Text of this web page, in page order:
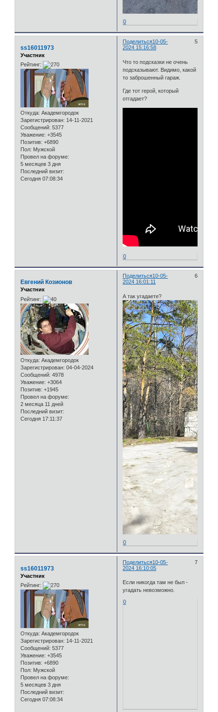
0
Поделиться 5
10-05-
2024 15:16:58
ss16011973
Участник
Рейтинг:
Откуда: Академгородок
Зарегистрирован: 14-11-2021
Сообщений: 5377
Уважение: +3545
Позитив: +6890
Пол: Мужской
Провел на форуме:
5 месяцев 3 дня
Последний визит:
Сегодня 07:08:34
Что то подсказки не очень
подсказывают. Видимо, какой
то заброшенный гараж.
Где тот герой, который
отгадает?
0
Поделиться 6
10-05-
2024 16:01:11
Евгений Козионов
Участник
Рейтинг:
Откуда: Академгородок
Зарегистрирован: 04-04-2024
Сообщений: 4978
Уважение: +3064
Позитив: +1945
Провел на форуме:
2 месяца 11 дней
Последний визит:
Сегодня 17:11:37
А так угадаете?
0
Поделиться 7
10-05-
2024 16:10:05
ss16011973
Участник
Рейтинг:
Откуда: Академгородок
Зарегистрирован: 14-11-2021
Сообщений: 5377
Уважение: +3545
Позитив: +6890
Пол: Мужской
Провел на форуме:
5 месяцев 3 дня
Последний визит:
Сегодня 07:08:34
Если никогда там не был -
угадать невозможно.
0